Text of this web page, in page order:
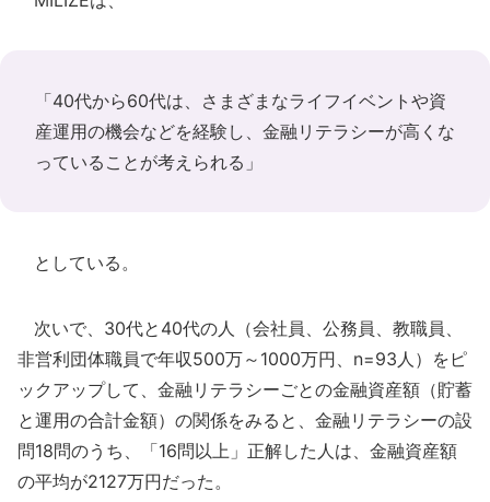
「40代から60代は、さまざまなライフイベントや資
産運用の機会などを経験し、金融リテラシーが高くな
っていることが考えられる」
としている。
次いで、30代と40代の人（会社員、公務員、教職員、
非営利団体職員で年収500万～1000万円、n=93人）をピ
ックアップして、金融リテラシーごとの金融資産額（貯蓄
と運用の合計金額）の関係をみると、金融リテラシーの設
問18問のうち、「16問以上」正解した人は、金融資産額
の平均が2127万円だった。